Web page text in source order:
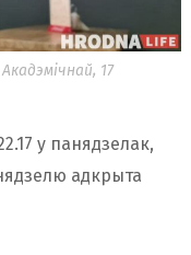
17
у панядзелак,
адкрыта